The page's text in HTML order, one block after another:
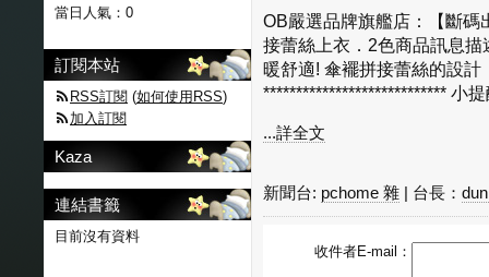
OB嚴選品牌旗艦店：【斷碼
接蕾絲上衣．2色商品訊息
暖舒適! 傘襬拼接蕾絲的設
**************************** 小提
...詳全文
新聞台: pchome 雜 | 台長：
收件者E-mail：
當日人氣： 0
訂閱本站
RSS訂閱 (如何使用RSS)
加入訂閱
Kaza
連結書籤
目前沒有資料